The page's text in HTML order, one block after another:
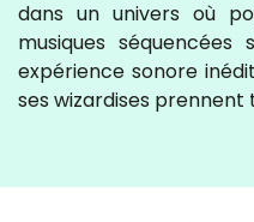
dans un univers où
musiques
expérience sonore
ses wizardises prennent